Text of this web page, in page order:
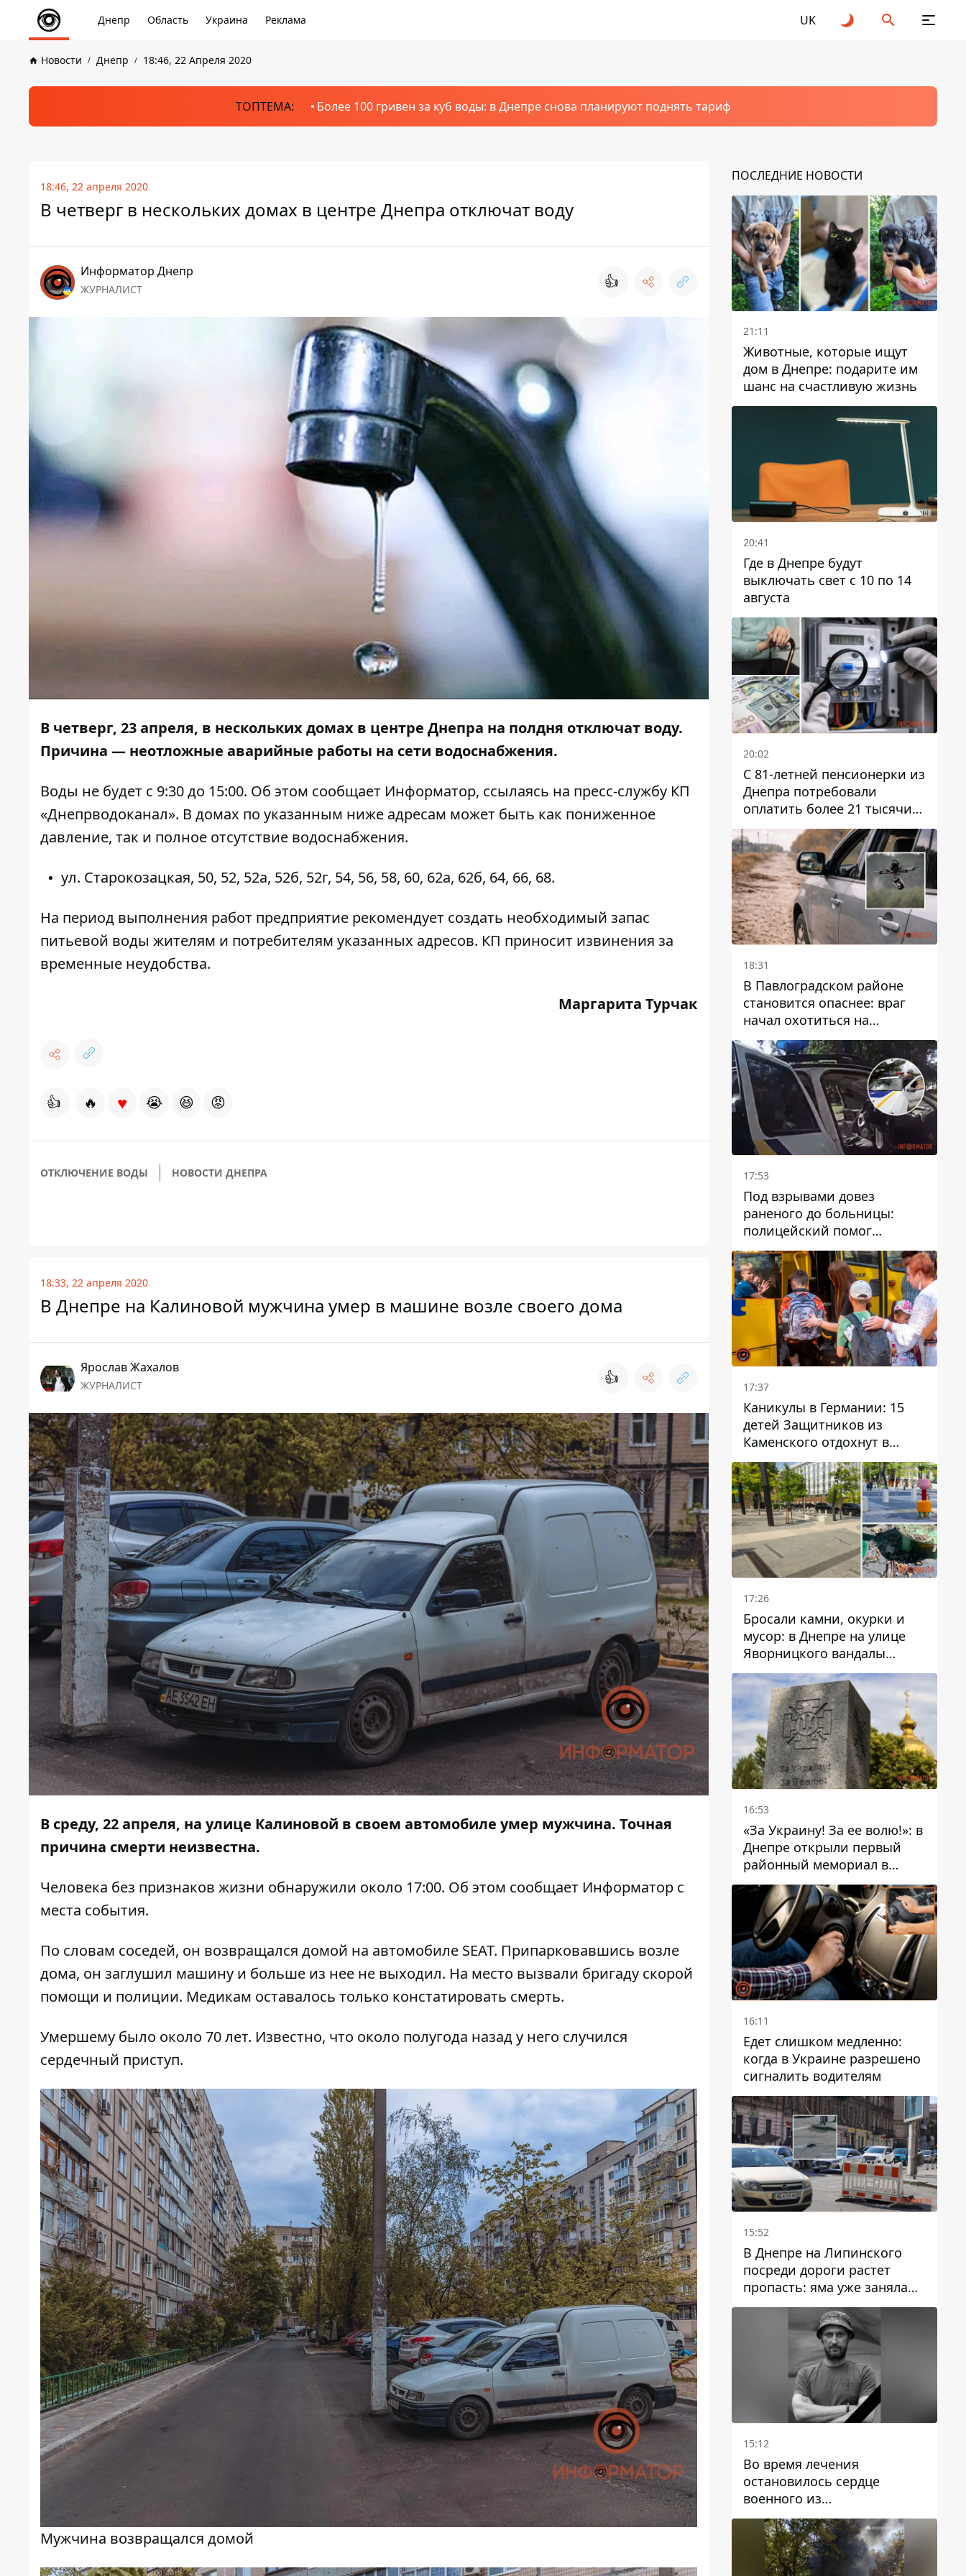
Днепр Область Украина Реклама UK
Новости Днепр 18:46, 22 Апреля 2020
ТОПТЕМА: Более 100 гривен за куб воды: в Днепре снова планируют поднять тариф
18:46, 22 апреля 2020
В четверг в нескольких домах в центре Днепра отключат воду
Информатор Днепр
ЖУРНАЛИСТ 👍
В четверг, 23 апреля, в нескольких домах в центре Днепра на полдня отключат воду.
Причина — неотложные аварийные работы на сети водоснабжения.
Воды не будет с 9:30 до 15:00. Об этом сообщает Информатор, ссылаясь на пресс-службу КП
«Днепрводоканал». В домах по указанным ниже адресам может быть как пониженное
давление, так и полное отсутствие водоснабжения.
ул. Старокозацкая, 50, 52, 52а, 52б, 52г, 54, 56, 58, 60, 62а, 62б, 64, 66, 68.
На период выполнения работ предприятие рекомендует создать необходимый запас
питьевой воды жителям и потребителям указанных адресов. КП приносит извинения за
временные неудобства.
Маргарита Турчак
👍 🔥 ♥ 😭 😆 😡
ОТКЛЮЧЕНИЕ ВОДЫ НОВОСТИ ДНЕПРА
18:33, 22 апреля 2020
В Днепре на Калиновой мужчина умер в машине возле своего дома
Ярослав Жахалов
ЖУРНАЛИСТ 👍
В среду, 22 апреля, на улице Калиновой в своем автомобиле умер мужчина. Точная
причина смерти неизвестна.
Человека без признаков жизни обнаружили около 17:00. Об этом сообщает Информатор с
места события.
По словам соседей, он возвращался домой на автомобиле SEAT. Припарковавшись возле
дома, он заглушил машину и больше из нее не выходил. На место вызвали бригаду скорой
помощи и полиции. Медикам оставалось только констатировать смерть.
Умершему было около 70 лет. Известно, что около полугода назад у него случился
сердечный приступ.
Мужчина возвращался домой
ПОСЛЕДНИЕ НОВОСТИ
21:11
Животные, которые ищут
дом в Днепре: подарите им
шанс на счастливую жизнь
20:41
Где в Днепре будут
выключать свет с 10 по 14
августа
20:02
С 81-летней пенсионерки из
Днепра потребовали
оплатить более 21 тысячи
гривен за "вмешательство в
работу счетчика"
18:31
В Павлоградском районе
становится опаснее: враг
начал охотиться на
гражданский и военный
транспорт
17:53
Под взрывами довез
раненого до больницы:
полицейский помог
пострадавшему после атаки
на Каменский район
17:37
Каникулы в Германии: 15
детей Защитников из
Каменского отдохнут в
Вуппертале
17:26
Бросали камни, окурки и
мусор: в Днепре на улице
Яворницкого вандалы
повредили питьевые
фонтаны
16:53
«За Украину! За ее волю!»: в
Днепре открыли первый
районный мемориал в
честь погибших
Защитников
16:11
Едет слишком медленно:
когда в Украине разрешено
сигналить водителям
15:52
В Днепре на Липинского
посреди дороги растет
пропасть: яма уже заняла
полосу движения
15:12
Во время лечения
остановилось сердце
военного из
Днепропетровской области
Ростислава Лупашко